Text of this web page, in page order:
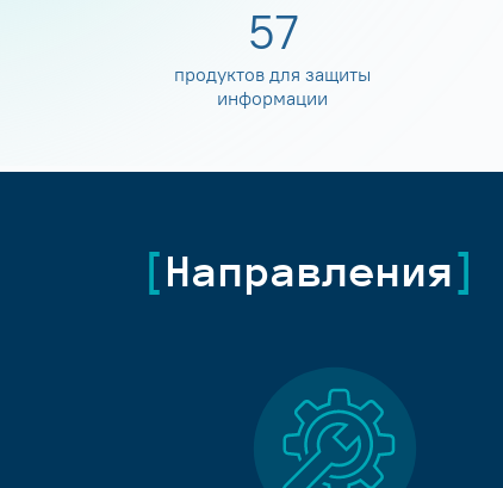
60
продуктов для защиты
информации
Направления